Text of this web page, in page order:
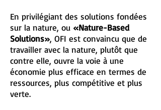
En privilégiant des solutions fondées
sur la nature, ou «Nature-Based
Solutions», OFI est convaincu que de
travailler avec la nature, plutôt que
contre elle, ouvre la voie à une
économie plus efficace en termes de
ressources, plus compétitive et plus
verte.